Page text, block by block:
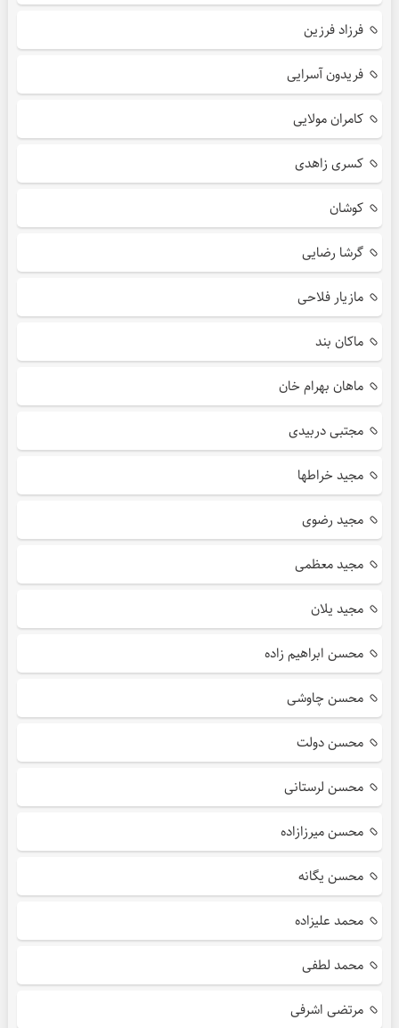
فرزاد فرزین
فریدون آسرایی
کامران مولایی
کسری زاهدی
کوشان
گرشا رضایی
مازیار فلاحی
ماکان بند
ماهان بهرام خان
مجتبی دربیدی
مجید خراطها
مجید رضوی
مجید معظمی
مجید یلان
محسن ابراهیم زاده
محسن چاوشی
محسن دولت
محسن لرستانی
محسن میرزازاده
محسن یگانه
محمد علیزاده
محمد لطفی
مرتضی اشرفی